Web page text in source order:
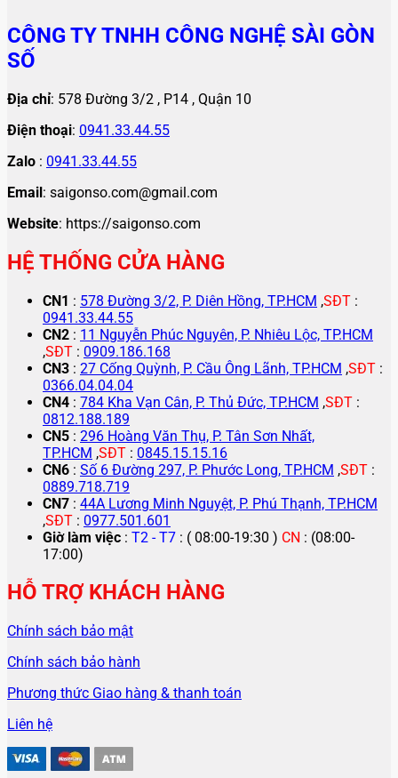
CÔNG TY TNHH CÔNG NGHỆ SÀI GÒN
SỐ
Địa chỉ: 578 Đường 3/2 , P14 , Quận 10
Điện thoại: 0941.33.44.55
Zalo : 0941.33.44.55
Email: saigonso.com@gmail.com
Website: https://saigonso.com
HỆ THỐNG CỬA HÀNG
CN1 : 578 Đường 3/2, P. Diên Hồng, TP.HCM ,SĐT :
0941.33.44.55
CN2 : 11 Nguyễn Phúc Nguyên, P. Nhiêu Lộc, TP.HCM
,SĐT : 0909.186.168
CN3 : 27 Cống Quỳnh, P. Cầu Ông Lãnh, TP.HCM ,SĐT :
0366.04.04.04
CN4 : 784 Kha Vạn Cân, P. Thủ Đức, TP.HCM ,SĐT :
0812.188.189
CN5 : 296 Hoàng Văn Thụ, P. Tân Sơn Nhất,
TP.HCM ,SĐT : 0845.15.15.16
CN6 : Số 6 Đường 297, P. Phước Long, TP.HCM ,SĐT :
0889.718.719
CN7 : 44A Lương Minh Nguyệt, P. Phú Thạnh, TP.HCM
,SĐT : 0977.501.601
Giờ làm việc : T2 - T7 : ( 08:00-19:30 ) CN : (08:00-
17:00)
HỖ TRỢ KHÁCH HÀNG
Chính sách bảo mật
Chính sách bảo hành
Phương thức Giao hàng & thanh toán
Liên hệ